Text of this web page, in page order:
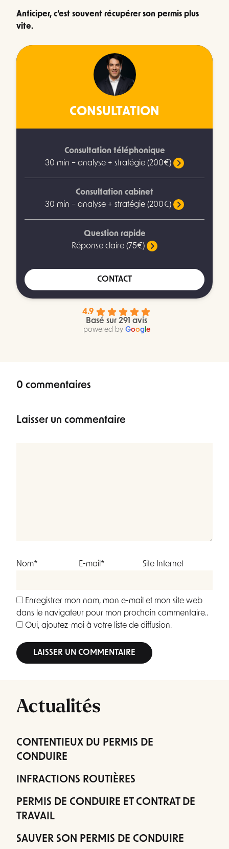
Anticiper, c’est souvent récupérer son permis plus
vite.
CONSULTATION
Consultation téléphonique
30 min – analyse + stratégie (200€)
Consultation cabinet
30 min – analyse + stratégie (200€)
Question rapide
Réponse claire (75€)
CONTACT
4.9
Basé sur 291 avis
powered by Googl e
0 commentaires
Laisser un commentaire
Nom* E-mail* Site Internet
Enregistrer mon nom, mon e-mail et mon site web
dans le navigateur pour mon prochain commentaire..
Oui, ajoutez-moi à votre liste de diffusion.
Actualités
CONTENTIEUX DU PERMIS DE
CONDUIRE
INFRACTIONS ROUTIÈRES
PERMIS DE CONDUIRE ET CONTRAT DE
TRAVAIL
SAUVER SON PERMIS DE CONDUIRE